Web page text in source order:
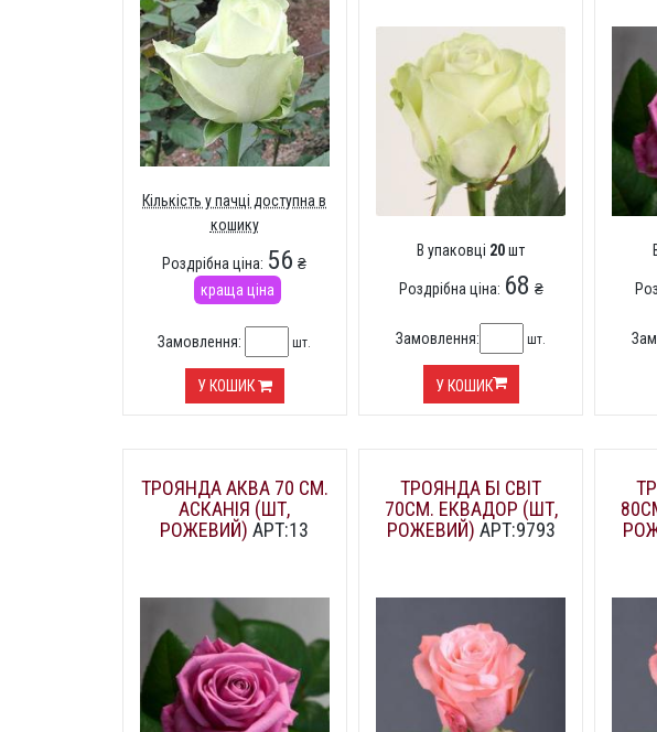
Кількість у пачці доступна в
кошику
Роздрібна ціна: 56 ₴
краща ціна
Замовлення: шт.
У КОШИК
В упаковці 20шт
Роздрібна ціна: 68 ₴
Замовлення: шт.
У КОШИК
ТРОЯНДА АКВА 70 СМ.
АСКАНІЯ (ШТ,
РОЖЕВИЙ) АРТ:13
ТРОЯНДА БІ СВІТ
70СМ. ЕКВАДОР (ШТ,
РОЖЕВИЙ) АРТ:9793